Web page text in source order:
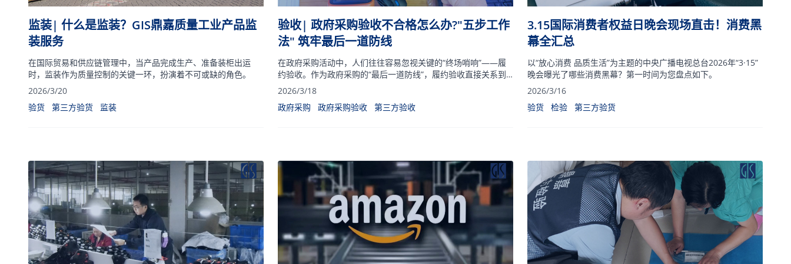
监装| 什么是监装？GIS鼎嘉质量工业产品监
装服务
在国际贸易和供应链管理中，当产品完成生产、准备装柜出运
时，监装作为质量控制的关键一环，扮演着不可或缺的角色。
2026/3/20
验货
第三方验货 监装
验收| 政府采购验收不合格怎么办?"五步工作
法" 筑牢最后一道防线
在政府采购活动中，人们往往容易忽视关键的“终场哨响”——履
约验收。作为政府采购的“最后一道防线”，履约验收直接关系到
财政资金的使用效益和采购目标的实现。
2026/3/18
政府采购
政府采购验收 第三方验收
3.15国际消费者权益日晚会现场直击！消费黑
幕全汇总
以“放心消费 品质生活”为主题的中央广播电视总台2026年“3·15”
晚会曝光了哪些消费黑幕？第一时间为您盘点如下。
2026/3/16
验货
检验 第三方验货